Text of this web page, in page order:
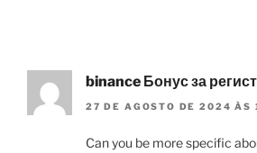
binance Бонус за
27 DE AGOSTO DE 2024 ÀS
Can you be more specific